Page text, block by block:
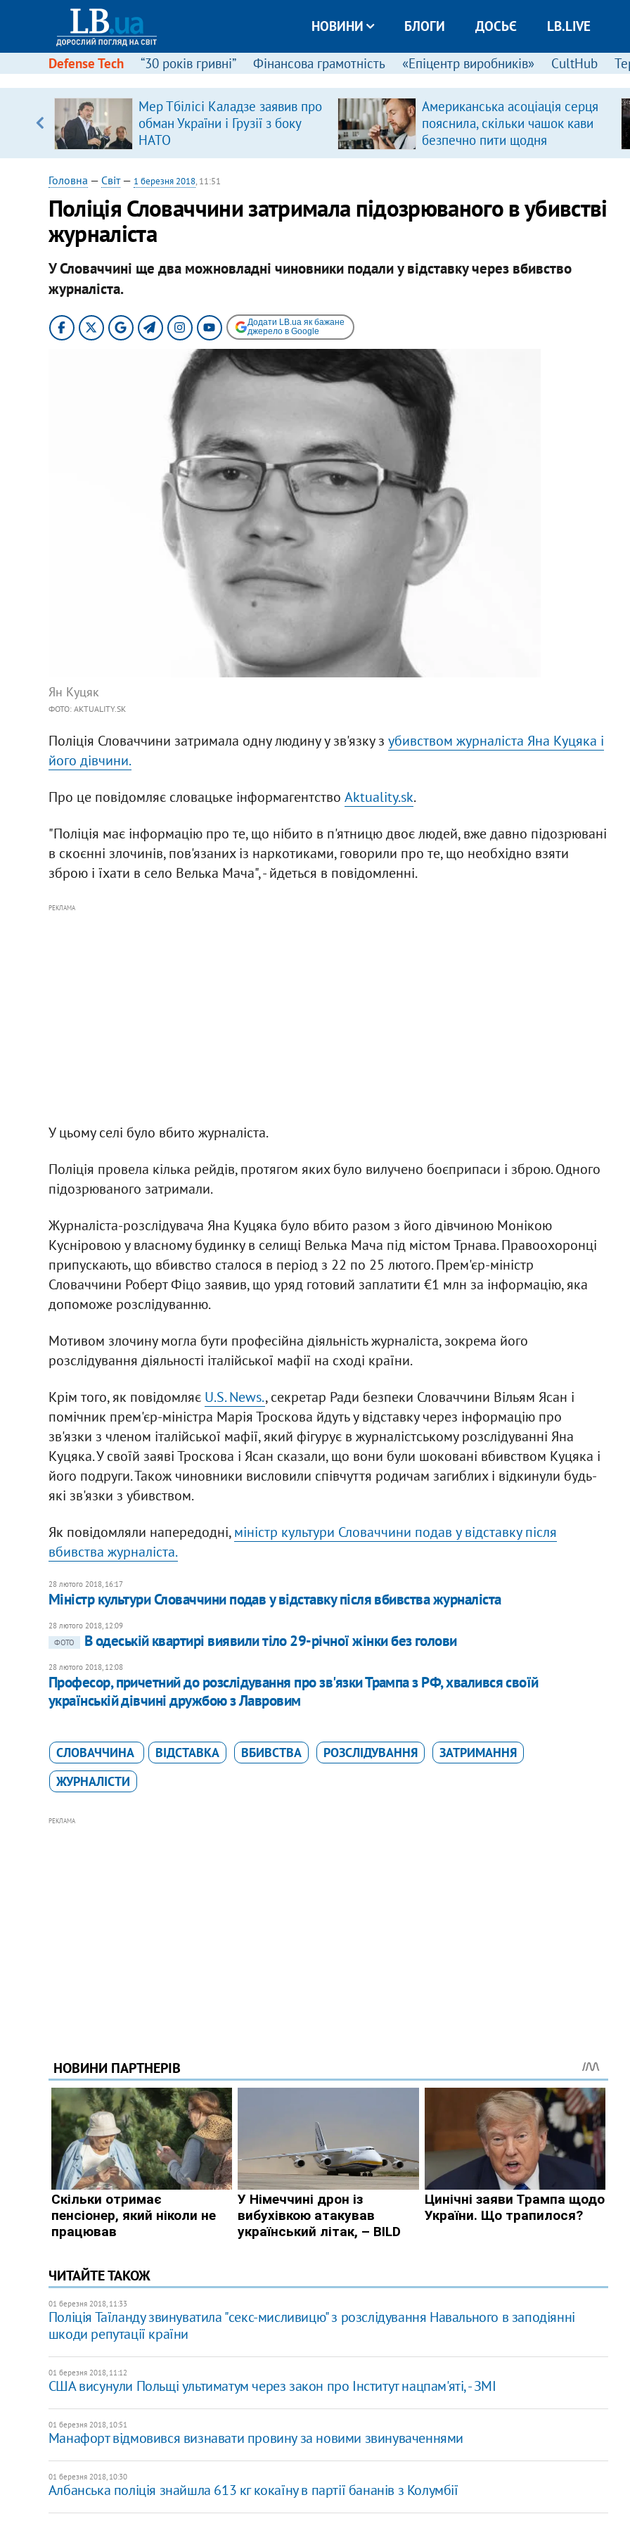
НОВИНИ БЛОГИ ДОСЬЄ LB.LIVE
Defense Tech “30 років гривні” Фінансова грамотність «Епіцентр виробників» CultHub
Мер Тбілісі Каладзе заявив про
обман України і Грузії з боку
НАТО
Американська асоціація серця
пояснила, скільки чашок кави
безпечно пити щодня
Головна — Світ— 1 березня 2018, 11:51
Поліція Словаччини затримала підозрюваного в убивстві
журналіста
У Словаччині ще два можновладні чиновники подали у відставку через вбивство
журналіста.
Додати LB.ua як бажане
джерело в Google
Ян Куцяк
ФОТО: AKTUALITY.SK
Поліція Словаччини затримала одну людину у зв'язку з убивством журналіста Яна Куцяка і
його дівчини.
Про це повідомляє словацьке інформагентство Aktuality.sk.
"Поліція має інформацію про те, що нібито в п'ятницю двоє людей, вже давно підозрювані
в скоєнні злочинів, пов'язаних із наркотиками, говорили про те, що необхідно взяти
зброю і їхати в село Велька Мача", - йдеться в повідомленні.
РЕКЛАМА
У цьому селі було вбито журналіста.
Поліція провела кілька рейдів, протягом яких було вилучено боєприпаси і зброю. Одного
підозрюваного затримали.
Журналіста-розслідувача Яна Куцяка було вбито разом з його дівчиною Монікою
Кусніровою у власному будинку в селищі Велька Мача під містом Трнава. Правоохоронці
припускають, що вбивство сталося в період з 22 по 25 лютого. Прем'єр-міністр
Словаччини Роберт Фіцо заявив, що уряд готовий заплатити €1 млн за інформацію, яка
допоможе розслідуванню.
Мотивом злочину могла бути професійна діяльність журналіста, зокрема його
розслідування діяльності італійської мафії на сході країни.
Крім того, як повідомляє U.S. News., секретар Ради безпеки Словаччини Вільям Ясан і
помічник прем'єр-міністра Марія Троскова йдуть у відставку через інформацію про
зв'язки з членом італійської мафії, який фігурує в журналістському розслідуванні Яна
Куцяка. У своїй заяві Троскова і Ясан сказали, що вони були шоковані вбивством Куцяка і
його подруги. Також чиновники висловили співчуття родичам загиблих і відкинули будь-
які зв'язки з убивством.
Як повідомляли напередодні,міністр культури Словаччини подав у відставку після
вбивства журналіста.
28 лютого 2018, 16:17
Міністр культури Словаччини подав у відставку після вбивства журналіста
28 лютого 2018, 12:09
ФОТО
В одеській квартирі виявили тіло 29-річної жінки без голови
28 лютого 2018, 12:08
Професор, причетний до розслідування про зв'язки Трампа з РФ, хвалився своїй
українській дівчині дружбою з Лавровим
СЛОВАЧЧИНА ВІДСТАВКА ВБИВСТВА РОЗСЛІДУВАННЯ
ЗАТРИМАННЯ
ЖУРНАЛІСТИ
РЕКЛАМА
ЧИТАЙТЕ ТАКОЖ
01 березня 2018, 11:33
Поліція Таїланду звинуватила "секс-мисливицю" з розслідування Навального в заподіянні
шкоди репутації країни
01 березня 2018, 11:12
США висунули Польщі ультиматум через закон про Інститут нацпам'яті, - ЗМІ
01 березня 2018, 10:51
Манафорт відмовився визнавати провину за новими звинуваченнями
01 березня 2018, 10:30
Албанська поліція знайшла 613 кг кокаїну в партії бананів з Колумбії